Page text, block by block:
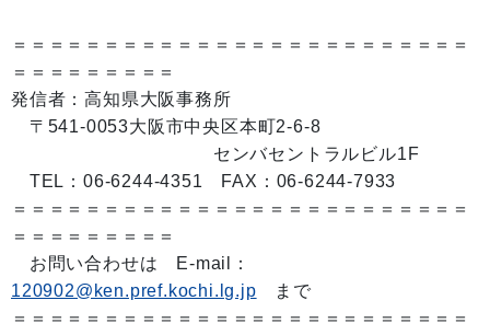
＝＝＝＝＝＝＝＝＝＝＝＝＝＝＝＝＝＝＝＝＝＝＝＝＝
＝＝＝＝＝＝＝＝＝
発信者：高知県大阪事務所
〒541-0053大阪市中央区本町2-6-8
センバセントラルビル1F
TEL：06-6244-4351 FAX：06-6244-7933
＝＝＝＝＝＝＝＝＝＝＝＝＝＝＝＝＝＝＝＝＝＝＝＝＝
＝＝＝＝＝＝＝＝＝
お問い合わせは E-mail：
120902@ken.pref.kochi.lg.jp まで
＝＝＝＝＝＝＝＝＝＝＝＝＝＝＝＝＝＝＝＝＝＝＝＝＝